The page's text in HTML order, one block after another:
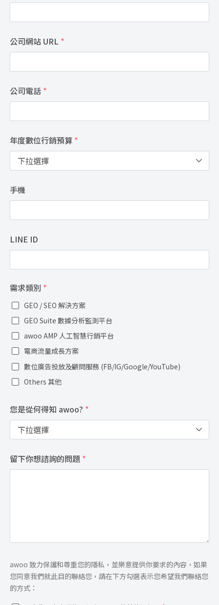
公司網站 URL *
公司電話 *
年度數位行銷預算 *
手機
LINE ID
需求類別 *
GEO / SEO 解決方案
GEO Suite 數據分析監測平台
awoo AMP 人工智慧行銷平台
電商流量成長方案
數位廣告投放及顧問服務 (FB/IG/Google/YouTube)
Others 其他
您是從何得知 awoo? *
留下你想諮詢的問題 *
同
意
*
awoo 致力保護和尊重您的隱私，並樂意提供你要求的內容，如果
您同意我們就此目的聯絡您，請在下方勾選表示您希望我們聯絡您
的方式：